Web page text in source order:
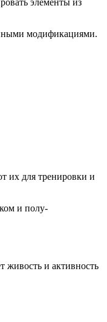
элементы из
модификациями.
их для тренировки и
и полу-
живость и активность